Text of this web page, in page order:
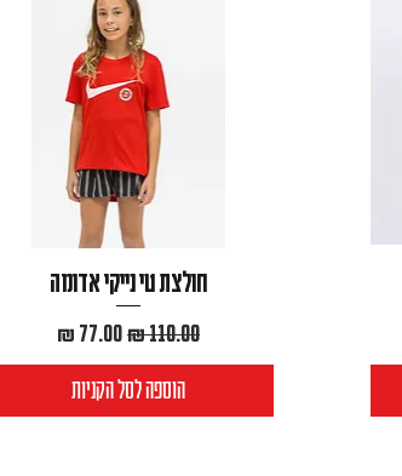
חולצת טי נייקי אדומה
מחיר רגיל מחיר מבצע
הוספה לסל הקניות